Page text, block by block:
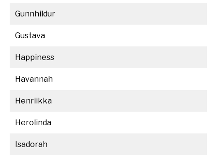
Gunnhildur
Gustava
Happiness
Havannah
Henriikka
Herolinda
Isadorah